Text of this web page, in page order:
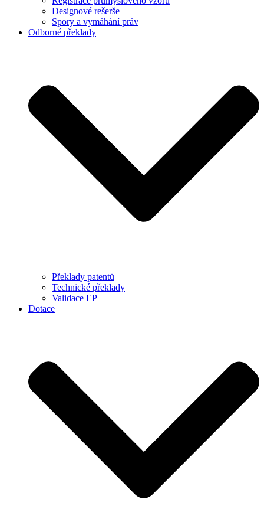
Designové rešerše
Spory a vymáhání práv
Odborné překlady
Překlady patentů
Technické překlady
Validace EP
Dotace